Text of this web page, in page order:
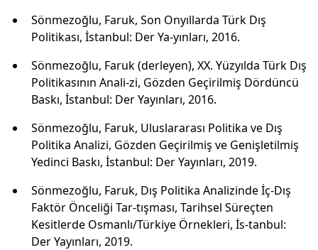
Sönmezoğlu, Faruk, Son Onyıllarda Türk Dış
Politikası, İstanbul: Der Ya-yınları, 2016.
Sönmezoğlu, Faruk (derleyen), XX. Yüzyılda Türk Dış
Politikasının Anali-zi, Gözden Geçirilmiş Dördüncü
Baskı, İstanbul: Der Yayınları, 2016.
Sönmezoğlu, Faruk, Uluslararası Politika ve Dış
Politika Analizi, Gözden Geçirilmiş ve Genişletilmiş
Yedinci Baskı, İstanbul: Der Yayınları, 2019.
Sönmezoğlu, Faruk, Dış Politika Analizinde İç-Dış
Faktör Önceliği Tar-tışması, Tarihsel Süreçten
Kesitlerde Osmanlı/Türkiye Örnekleri, İs-tanbul:
Der Yayınları, 2019.